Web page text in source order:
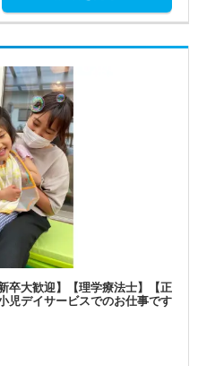
卒大歓迎】【理学療法士】【正
児デイサービスでのお仕事です